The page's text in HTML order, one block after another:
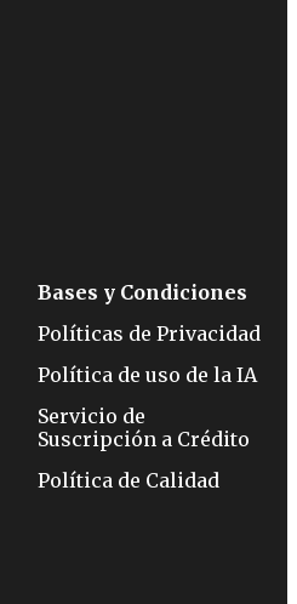
Bases y Condiciones
Políticas de Privacidad
Política de uso de la IA
Servicio de
Suscripción a Crédito
Política de Calidad